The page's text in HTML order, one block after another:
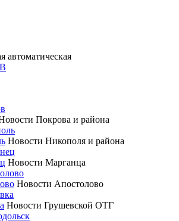
автоматическая
Покрова и района
Новости Никополя и района
Новости Марганца
Новости Апостолово
Новости Грушевской ОТГ